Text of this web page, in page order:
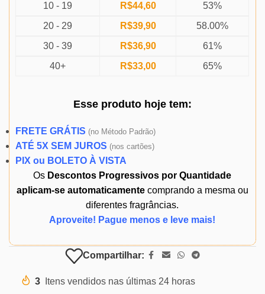
10 - 19
R$44,60
53%
20 - 29
R$39,90
58.00%
30 - 39
R$36,90
61%
40+
R$33,00 65%
Esse produto hojetem:
FRETE GRÁTIS (no Método Padrão)
ATÉ 5X SEM JUROS (nos cartões)
PIX ou BOLETO À VISTA
Os Descontos Progressivos por Quantidade
aplicam-se automaticamentecomprando a mesma ou
diferentes fragrâncias.
Aproveite! Pague menos e leve mais!
Compartilhar:
3 Itens vendidos nas últimas 24 horas